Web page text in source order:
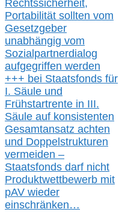
Rechtssicherheit,
Portabilität sollten vom
Gesetzgeber
unabhängig vom
Sozialpartnerdialog
aufgegriffen werden
+++ bei Staatsfonds für
I. Säule und
Frühstartrente in III.
Säule auf konsistenten
Gesamtansatz achten
und Doppelstrukturen
vermeiden –
Staatsfonds darf nicht
Produktwettbewerb mit
pAV wieder
einschränken…